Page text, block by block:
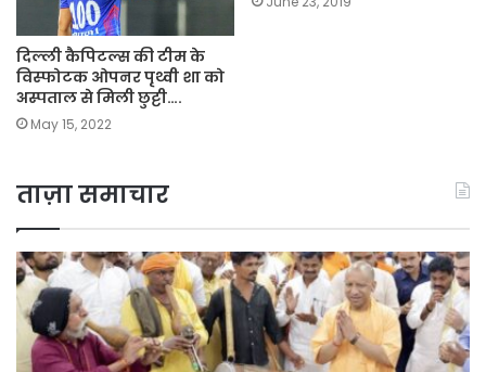
दिल्ली कैपिटल्स की टीम के
विस्फोटक ओपनर पृथ्वी शा को
अस्पताल से मिली छुट्टी….
May 15, 2022
ताज़ा समाचार